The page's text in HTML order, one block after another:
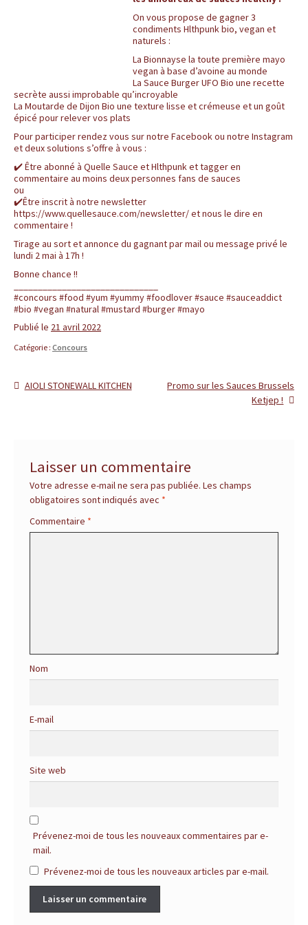
l
e
s
i
t
e
d
e
r
é
f
e
n
c
o
t
s
v
o
On vous propose de gagner 3
condiments Hlthpunk bio, vegan et
naturels :
La Bionnayse la toute première mayo
vegan à base d’avoine au monde
La Sauce Burger UFO Bio une recette
secrète aussi improbable qu’incroyable
La Moutarde de Dijon Bio une texture lisse et crémeuse et un goût
épicé pour relever vos plats
Pour participer rendez vous sur notre Facebook ou notre Instagram
et deux solutions s’offre à vous :
✔️ Être abonné à Quelle Sauce et Hlthpunk et tagger en
commentaire au moins deux personnes fans de sauces
ou
✔️Être inscrit à notre newsletter
https://www.quellesauce.com/newsletter/ et nous le dire en
commentaire !
Tirage au sort et annonce du gagnant par mail ou message privé le
lundi 2 mai à 17h !
Bonne chance !!
#concours #food #yum #yummy #foodlover #sauce #sauceaddict
#bio #vegan #natural #mustard #burger #mayo
Publié le 21 avril 2022
Catégorie : Concours
Navigation
Article
AIOLI STONEWALL KITCHEN
Article
Promo sur les Sauces Brussels
Ketjep !
Laisser un commentaire
Votre adresse e-mail ne sera pas publiée. Les champs
obligatoires sont indiqués avec *
Commentaire *
Nom
E-mail
Site web
Prévenez-moi de tous les nouveaux commentaires par e-
mail.
Prévenez-moi de tous les nouveaux articles par e-mail.